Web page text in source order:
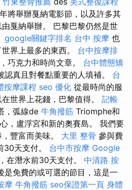
將舉辦戛納電影節，以及許多其
戛納舉辦。 巴黎巴黎仍然是世
google關鍵字排名 台中 按摩 也
界上最多的東西。 台中按摩排
巧克力和時尚文章。 台中體態矯
真且對餐點重要的人填補。 台
按摩課程 seo 優化 從最時尚的服
世界上花錢，巴黎值得。 記帳
，弧線de 牛角撥筋 Triomphe和
，盧浮宮和新的奧賽島。 我們要
豐富而美味。 大里 整骨 參與費
30天支付。 台中市按摩 Google
在潛水前30天支付。 中清路 按
是免費的或可選的節目，這是一
摩 牛角撥筋 seo保證第一頁 身體